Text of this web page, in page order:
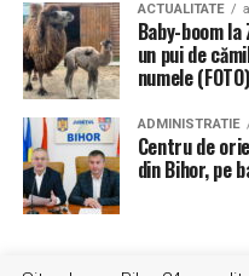
ETICHETE: GHEORGHE CARP
RECOMANDAT
SPITALUL
UNITATEA DE PRIMIRI
URMATORUL
Coronavirus în Bihor: Un
Covid-19, a murit la
ACTUALITATE
Baby-boom
un pui de
numele (FOTO)
ADMINISTRATIE
Centru de
din Bihor, pe